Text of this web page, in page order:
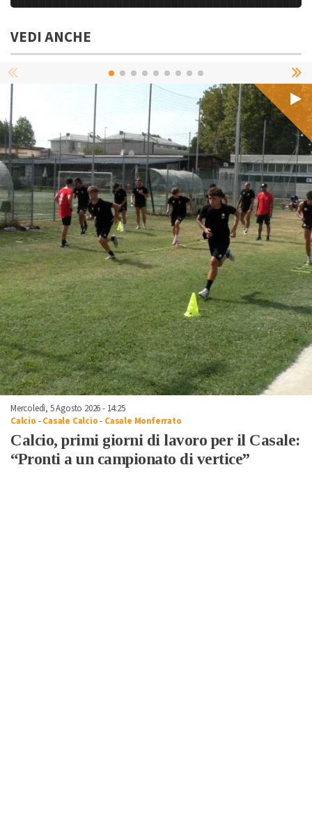
VEDI ANCHE
Mercoledì, 5 Agosto 2026 - 14:25
Calcio -Casale Calcio- Casale Monferrato
Calcio, primi giorni di lavoro per il Casale:
“Pronti a un campionato di vertice”